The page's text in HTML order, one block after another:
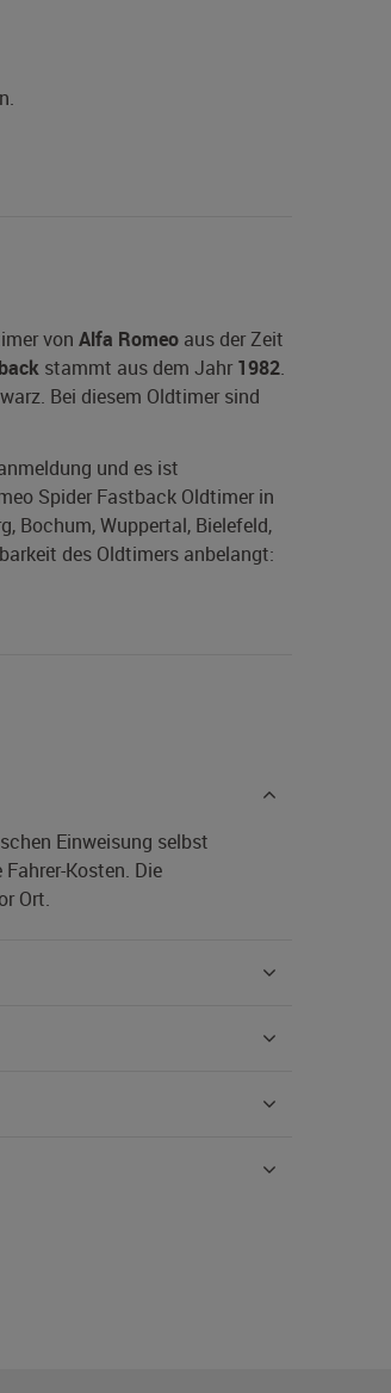
von Alfa Romeo aus der Zeit
stammt aus dem Jahr 1982.
Bei diesem Oldtimer sind
und es ist
Spider Fastback Oldtimer in
Bochum, Wuppertal, Bielefeld,
des Oldtimers anbelangt:
Einweisung selbst
Kosten. Die
Ort.